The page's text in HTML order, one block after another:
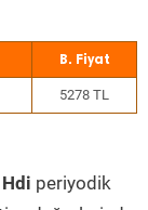
5278 TL
periyodik